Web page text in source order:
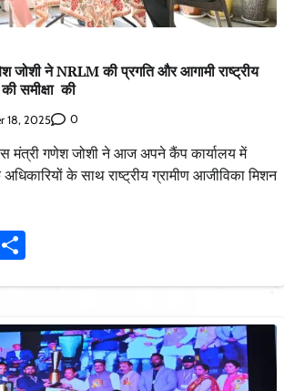
जोशी ने NRLM की प्रगति और आगामी राष्ट्रीय
समीक्षा की
18, 2025 0
मंत्री गणेश जोशी ने आज अपने कैंप कार्यालय में
के साथ राष्ट्रीय ग्रामीण आजीविका मिशन